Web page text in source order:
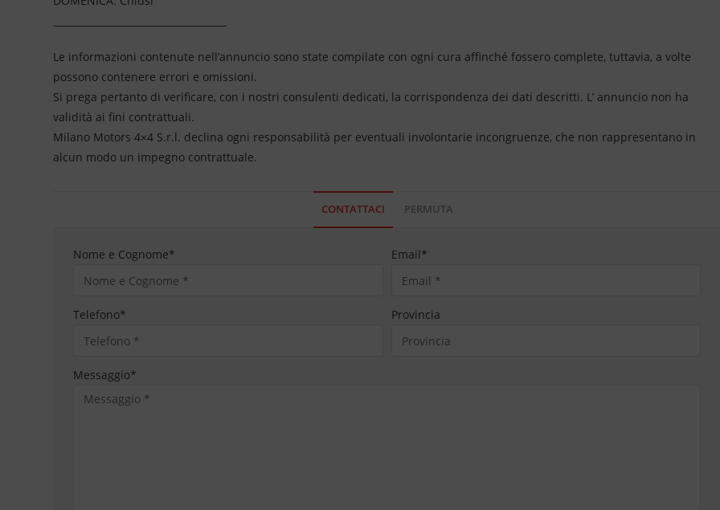
Le informazioni contenute nell’annuncio sono state compilate con ogni cura affinché fossero complete, tuttavia, a volte
possono contenere errori e omissioni.
Si prega pertanto di verificare, con i nostri consulenti dedicati, la corrispondenza dei dati descritti. L’ annuncio non ha
validità ai fini contrattuali.
Milano Motors 4×4 S.r.l. declina ogni responsabilità per eventuali involontarie incongruenze, che non rappresentano in
alcun modo un impegno contrattuale.
CONTATTACI PERMUTA
Nome e Cognome* Email*
Telefono* Provincia
Messaggio*